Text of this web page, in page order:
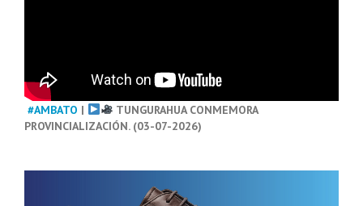
#AMBATO |
TUNGURAHUA CONMEMORA
PROVINCIALIZACIÓN. (03-07-2026)